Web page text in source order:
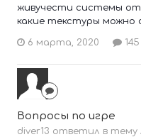
живучести системы
какие текстуры можно
6 марта, 2020
Вопросы по игре
diver13 ответил в тему